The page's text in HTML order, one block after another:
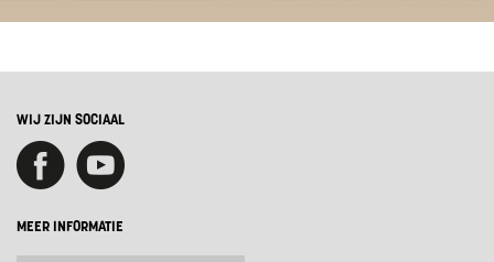
WIJ ZIJN SOCIAAL
MEER INFORMATIE